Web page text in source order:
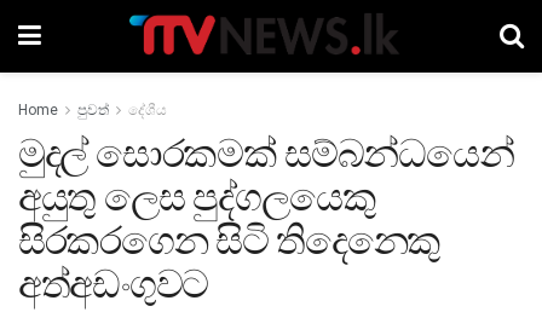
Home පුවත් දේශීය
මුදල් සොරකමක් සම්බන්ධයෙන්
අයුතු ලෙස පුද්ගලයෙකු
සිරකරගෙන සිටි තිදෙනෙකු
අත්අඩංගුවට